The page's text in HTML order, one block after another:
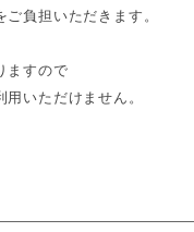
負担いただきます。
ますので
いただけません。